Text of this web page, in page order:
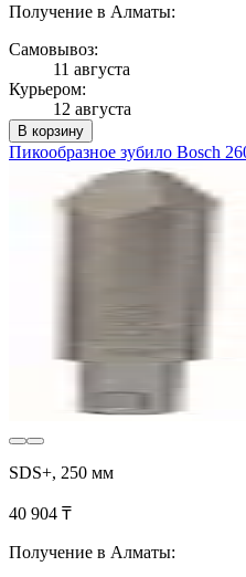
Получение в Алматы:
Самовывоз:
11 августа
Курьером:
12 августа
В корзину
Пикообразное зубило Bosch
SDS+, 250 мм
40 904 ₸
Получение в Алматы: